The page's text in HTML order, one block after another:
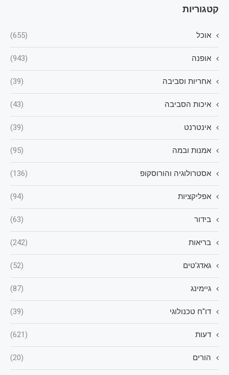
קטגוריות
אוכל (655)
אופנה (943)
אחריות וסביבה (39)
איכות הסביבה (43)
אינטרנט (39)
אמנות ובמה (95)
אסטרולוגיה והורוסקופ (136)
אפליקציות (94)
בידור (63)
בריאות (242)
גאדג'טים (52)
גיימינג (87)
דו"ח טכנולוגי (39)
דעות (621)
הורים (20)